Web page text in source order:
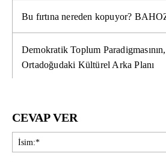
Bu fırtına nereden kopuyor?
Demokratik Toplum
Ortadoğudaki Kültürel Arka Planı
CEVAP VER